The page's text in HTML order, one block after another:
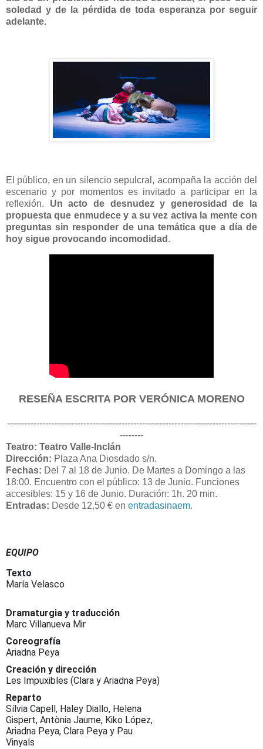
soledad y de la pérdida de toda esperanza por seguir
adelante.
El público, en un silencio sepulcral, acompaña la acción del
escenario y por momentos es invitado a participar en la
reflexión. Un acto de desnudez y generosidad de la
propuesta que enmudece y a su vez activa la mente con
preguntas sin responder de una temática que a día de
hoy sigue provocando incomodidad .
RESEÑA ESCRITA POR VERÓNICA MORENO
-------------------------------------------------------------------------------------
--------
Teatro: Teatro Valle-Inclán
Dirección: Plaza Ana Diosdado s/n.
Fechas: Del 7 al 18 de Junio. De Martes a Domingo a las
18:00. Encuentro con el público: 13 de Junio. Funciones
accesibles: 15 y 16 de Junio. Duración: 1h. 20 min.
Entradas: Desde 12,50 € en entradasinaem.
EQUIPO
Texto
María Velasco
Dramaturgia y traducción
Marc Villanueva Mir
Coreografía
Ariadna Peya
Creación y dirección
Les Impuxibles (Clara y Ariadna Peya)
Reparto
Sílvia Capell, Haley Diallo, Helena
Gispert, Antònia Jaume, Kiko López,
Ariadna Peya, Clara Peya y Pau
Vinyals